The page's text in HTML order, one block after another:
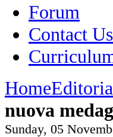
Forum
Contact Us
Home
nuova
Sunday, 05